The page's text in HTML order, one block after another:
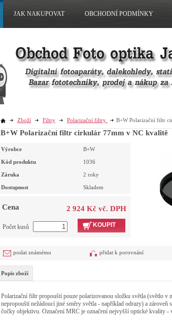
Zboží Filtry Polarizační filtry B+W Polarizační filtr
B+W Polarizační filtr cirkulár 77mm v NC kvalitě
Výrobce B+W
Kód produktu 1036
Záruka 2 roky
Dostupnost Skladem
Cena 2 924 Kč vč. DPH
KOUPIT
Počet kusů
poslat známému přidat k porovnání
Popis zboží
Polarizační filtr propouští pouze polarizovanou složku světla (světlo v
nepropouští nežádoucí jiné směry světla - například odrazy) a
čočky objektivu. Označení MRC je označení nejvyšší optické kvality -
JAK NAKUPOVAT OBCHODNÍ PODMÍNKY